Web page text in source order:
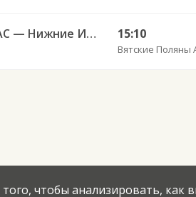
Вятские Поляны г. АС — Нижние Изиверки д. 808 15:10
Вятские Поляны
чтобы анализировать,